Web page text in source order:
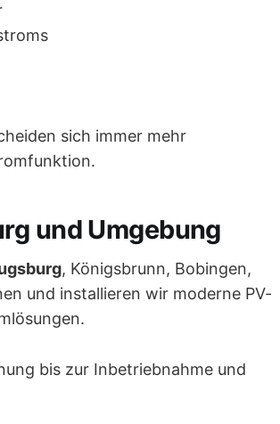
sich immer mehr
und Umgebung
, Königsbrunn, Bobingen,
und installieren wir moderne PV-
bis zur Inbetriebnahme und